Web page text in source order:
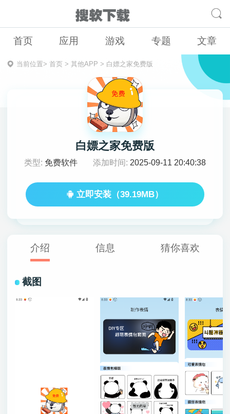
首页 应用 游戏 专题 文章
当前位置> 首页> 其他APP > 白嫖之家免费版
白嫖之家免费版
类型: 免费软件 添加时间: 2025-09-11 20:40:38
立即安装（39.19MB）
介绍 信息 猜你喜欢
截图